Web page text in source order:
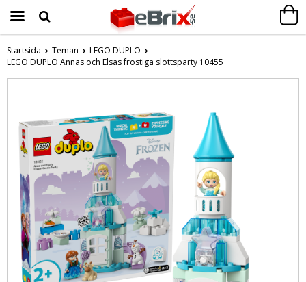
Produkten har blivit tillagd i varukorgen
Startsida Teman
LEGO DUPLO
LEGO DUPLO Annas och Elsas frostiga slottsparty 10455